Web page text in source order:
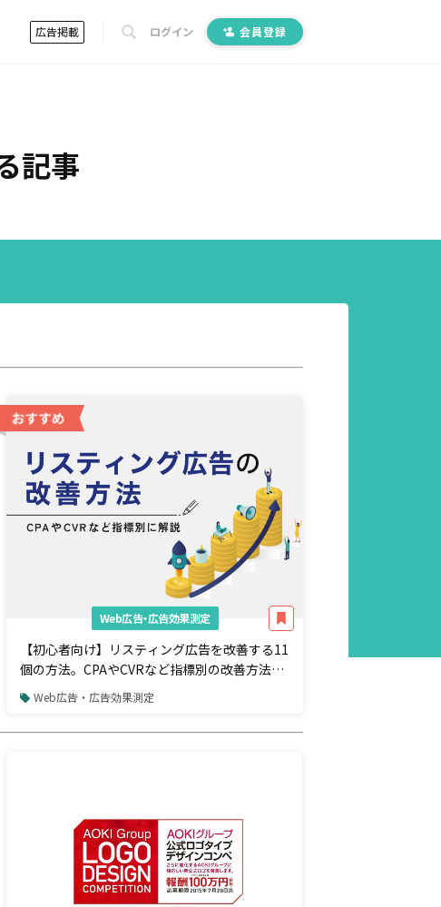
広告掲載 ログイン 会員登録
記事
Web広告・広告効果測定
【初心者向け】リスティング広告を改善する11
個の方法。CPAやCVRなど指標別の改善方法を
解説Web広告・広告効果測定